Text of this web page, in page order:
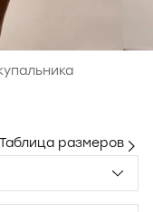
Таблица размеров